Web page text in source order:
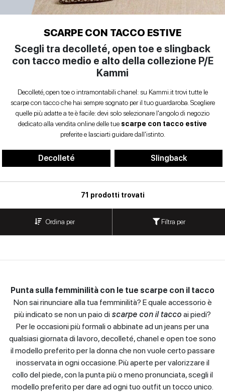
SCARPE
DONNA
INVERNALI
SCARPE
UOMO
CONTATTI
Login
Sandali con taccoScarpe con tacco
Indietro
Scarpe basse
Indietro
SCARPE CON TACCO ESTIVE
Scegli tra decolleté, open toe e slingback
con tacco medio e alto della collezione P/E
Kammi
Decolleté, open toe o intramontabili chanel: su Kammi.it trovi tutte le
scarpe con tacco che hai sempre sognato per il tuo guardaroba. Scegliere
quelle più adatte a te è facile: devi solo selezionare l'angolo di negozio
dedicato alla vendita online delle tue scarpe con tacco estive
preferite e lasciarti guidare dall'istinto.
Decolleté Slingback
71 prodotti trovati
Ordina per Filtra per
Punta sulla femminilità con le tue scarpe con il tacco
Non sai rinunciare alla tua femminilità? E quale accessorio è
più indicato se non un paio di scarpe con il tacco ai piedi?
Per le occasioni più formali o abbinate ad un jeans per una
qualsiasi giornata di lavoro, decolleté, chanel e open toe sono
il modello preferito per la donna che non vuole certo passare
inosservata in ogni occasione. Più aperte per valorizzare il
collo del piede, con la punta più o meno pronunciata, scegli il
modello preferito per dare ad ogni tuo outfit un tocco unico.
Anfibi
Ballerine
donna
Decolleté
Mocassini
plateau
Scarpe
spuntate
Scarpe
stringate
Scarpe